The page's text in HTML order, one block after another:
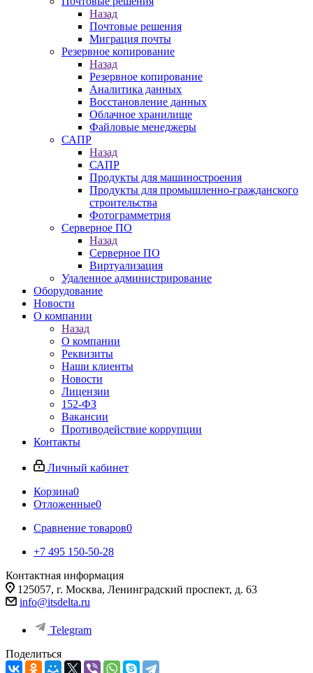
Назад
Почтовые решения
Миграция почты
Резервное копирование
Назад
Резервное копирование
Аналитика данных
Восстановление данных
Облачное хранилище
Файловые менеджеры
САПР
Назад
САПР
Продукты для машиностроения
Продукты для промышленно-гражданского
строительства
Фотограмметрия
Серверное ПО
Назад
Серверное ПО
Виртуализация
Удаленное администрирование
Оборудование
Новости
О компании
Назад
О компании
Реквизиты
Наши клиенты
Новости
Лицензии
152-ФЗ
Вакансии
Противодействие коррупции
Контакты
Личный кабинет
Корзина0
Отложенные0
Сравнение товаров0
+7 495 150-50-28
Контактная информация
125057, г. Москва, Ленинградский проспект, д. 63
info@itsdelta.ru
Telegram
Поделиться